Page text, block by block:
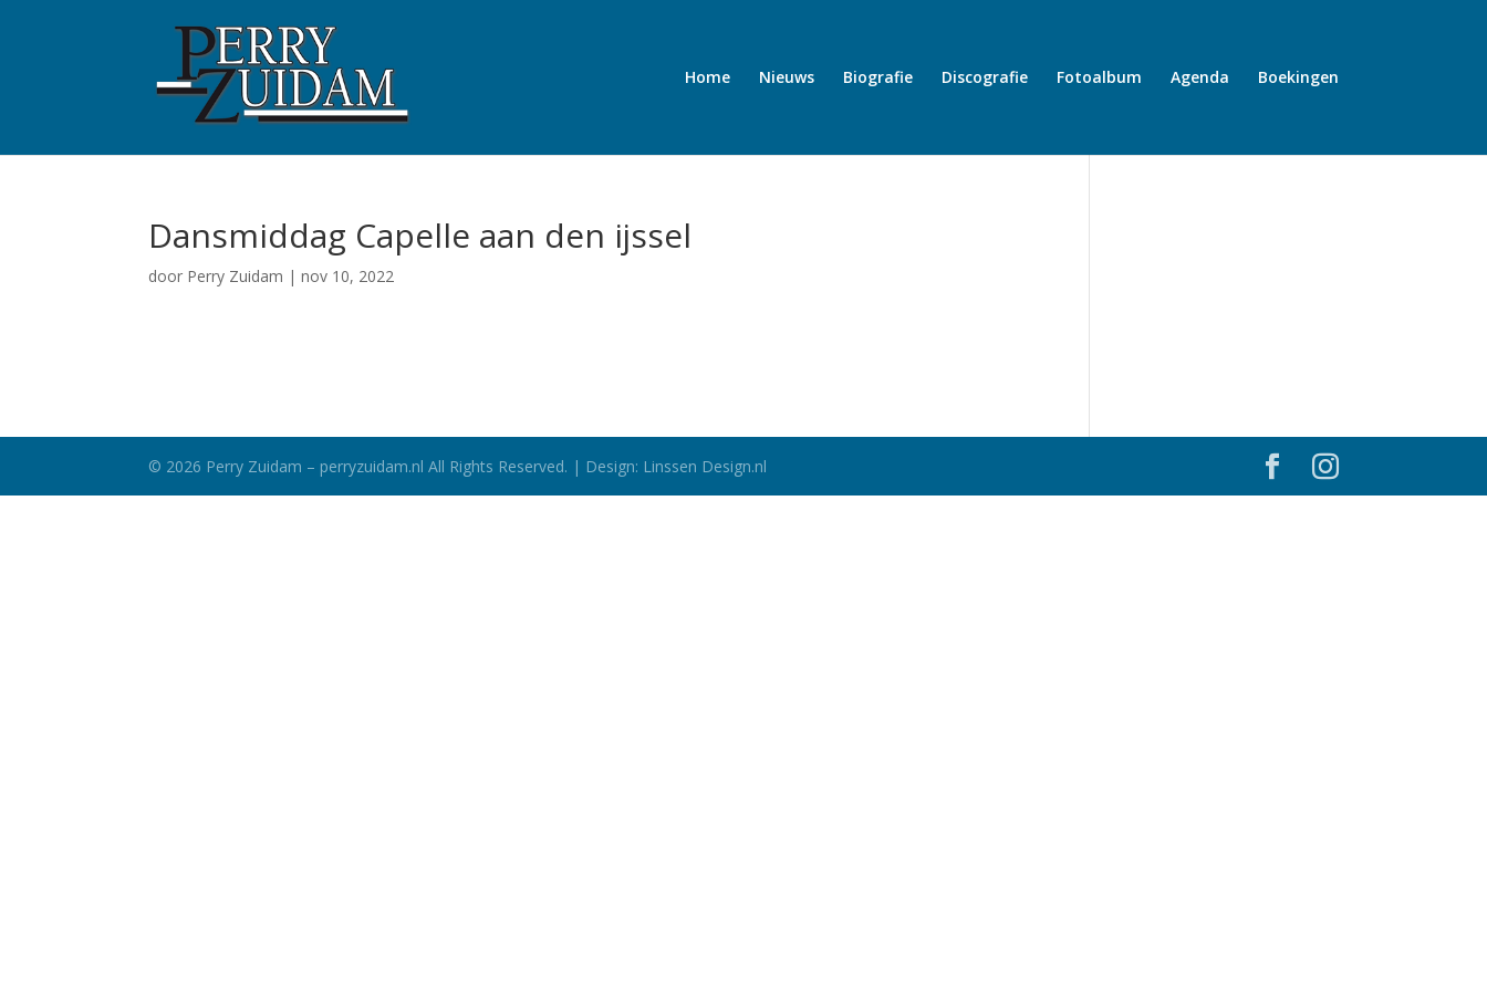
Home Nieuws Biografie Discografie Fotoalbum Agenda Boekingen
Dansmiddag Capelle aan den ijssel
door Perry Zuidam |nov 10, 2022
© 2026 Perry Zuidam – perryzuidam.nl All Rights Reserved. | Design: Linssen Design.nl